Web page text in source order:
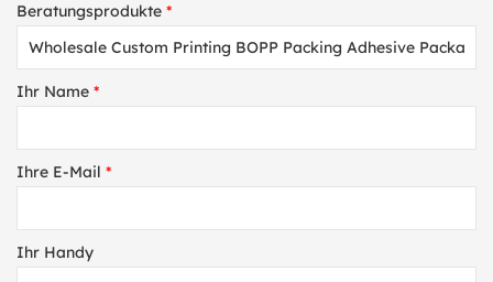
Beratungsprodukte *
Ihr Name *
Ihre E-Mail *
Ihr Handy